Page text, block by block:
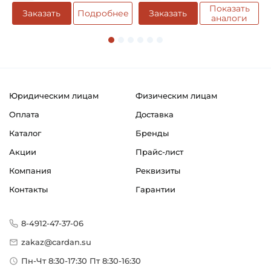
144 мм
Внешние стопорные кольца
Классификация завода - производителя:
Страна происхождения:
Заказать Подробнее Заказать
Показать
аналоги
Юридическим лицам
Физическим лицам
Оплата
Доставка
Каталог
Бренды
Акции
Прайс-лист
Компания
Реквизиты
Контакты
Гарантии
8-4912-47-37-06
zakaz@cardan.su
Пн-Чт 8:30-17:30 Пт 8:30-16:30